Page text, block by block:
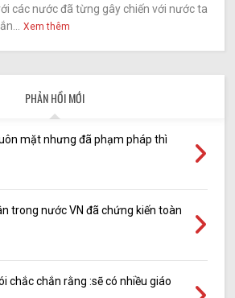
các nước đã từng gây chiến với nước ta
Xem thêm
PHẢN HỒI MỚI
mặt nhưng đã phạm pháp thì
trong nước VN đã chứng kiến toàn
chắc chắn rằng :sẽ có nhiều giáo